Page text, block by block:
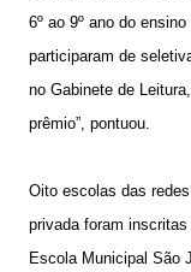
6º ao 9º ano do
participaram de
no Gabinete de
prêmio”, pontuou.
Oito escolas das
privada foram
Escola Municipal São